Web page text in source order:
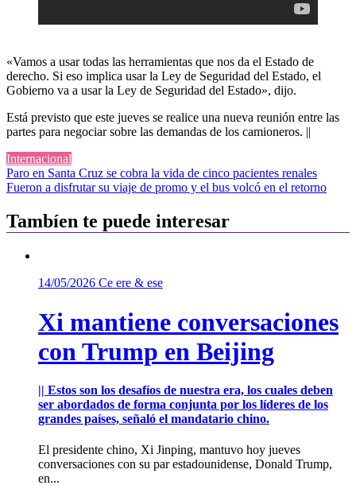
«Vamos a usar todas las herramientas que nos da el Estado de
derecho. Si eso implica usar la Ley de Seguridad del Estado, el
Gobierno va a usar la Ley de Seguridad del Estado», dijo.
Está previsto que este jueves se realice una nueva reunión entre las
partes para negociar sobre las demandas de los camioneros. ||
Internacional
Navegación
de
entradas
Paro en Santa Cruz se cobra la vida de cinco pacientes renales
Fueron a disfrutar su viaje de promo y el bus volcó en el retorno
Tambíen te puede interesar
14/05/2026 Ce ere & ese
Xi mantiene conversaciones
con Trump en Beijing
|| Estos son los desafíos de nuestra era, los cuales deben
ser abordados de forma conjunta por los líderes de los
grandes países, señaló el mandatario chino.
El presidente chino, Xi Jinping, mantuvo hoy jueves
conversaciones con su par estadounidense, Donald Trump,
en...